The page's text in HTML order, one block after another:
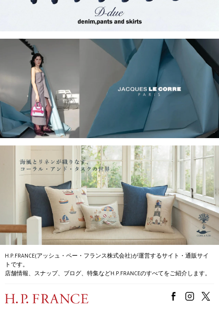
H.P.FRANCE(アッシュ・ペー・フランス株式会社)が運営するサイト・通販サイ
トです。
店舗情報、スナップ、ブログ、特集などH.P.FRANCEのすべてをご紹介します。